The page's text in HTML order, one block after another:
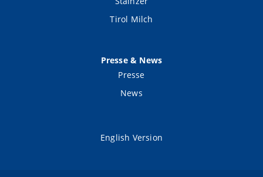
Tirol Milch
Presse & News
Presse
News
English Version